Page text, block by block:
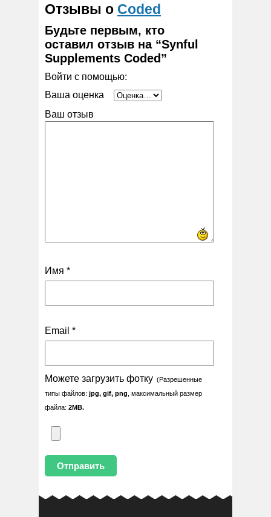
Отзывы о Coded
Будьте первым, кто
оставил отзыв на “Synful
Supplements Coded”
Войти с помощью:
Ваша оценка
Ваш отзыв
Имя *
Email *
Можете загрузить фотку (Разрешенные
типы файлов: jpg, gif, png , максимальный размер
файла: 2MB.